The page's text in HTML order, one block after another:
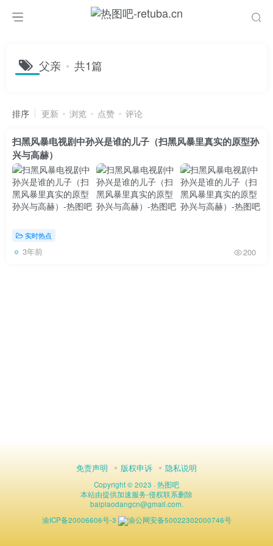
父亲 共1篇
排序 更新 浏览 点赞 评论
扫黑风暴电视剧中孙兴是谁的儿子（扫黑风暴里真实的原型孙
兴与高赫）
实时热点
3年前 200
免责声明 版权申诉 隐私说明
Copyright © 2023 ·热图吧
本站由提供加速服务-侵权联系删除
baipiaodangcn@gmail.com.
渝ICP备20006606号-3
渝公网安备50022302000746号